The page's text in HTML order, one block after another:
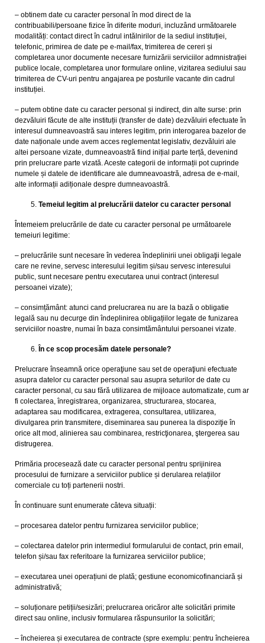
– obtinem date cu caracter personal în mod direct de la
contribuabili/persoane fizice în diferite moduri, incluzând următoarele
modalități: contact direct în cadrul intălnirilor de la sediul instituției,
telefonic, primirea de date pe e-mail/fax, trimiterea de cereri și
completarea unor documente necesare furnizării serviciilor admnistrației
publice locale, completarea unor formulare online, vizitarea sediului sau
trimiterea de CV-uri pentru angajarea pe posturile vacante din cadrul
instituției.
– putem obtine date cu caracter personal și indirect, din alte surse: prin
dezvăluiri făcute de alte instituții (transfer de date) dezvăluiri efectuate în
interesul dumneavoastră sau interes legitim, prin interogarea bazelor de
date naționale unde avem acces reglementat legislativ, dezvăluiri ale
altei persoane vizate, dumneavoastră fiind inițial parte terță, devenind
prin prelucrare parte vizată. Aceste categorii de informații pot cuprinde
numele și datele de identificare ale dumneavoastră, adresa de e-mail,
alte informații adiționale despre dumneavoastră.
Temeiul legitim al prelucrării datelor cu caracter personal
Întemeiem prelucrările de date cu caracter personal pe următoarele
temeiuri legitime:
– prelucrările sunt necesare în vederea îndeplinirii unei obligaţii legale
care ne revine, servesc interesului legitim și/sau servesc interesului
public, sunt necesare pentru executarea unui contract (interesul
persoanei vizate);
– consimțământ: atunci cand prelucrarea nu are la bază o obligatie
legală sau nu decurge din îndeplinirea obligațiilor legate de funizarea
serviciilor noastre, numai în baza consimtământului persoanei vizate.
În ce scop procesăm datele personale?
Prelucrare înseamnă orice operaţiune sau set de operaţiuni efectuate
asupra datelor cu caracter personal sau asupra seturilor de date cu
caracter personal, cu sau fără utilizarea de mijloace automatizate, cum ar
fi colectarea, înregistrarea, organizarea, structurarea, stocarea,
adaptarea sau modificarea, extragerea, consultarea, utilizarea,
divulgarea prin transmitere, diseminarea sau punerea la dispoziţie în
orice alt mod, alinierea sau combinarea, restricţionarea, ştergerea sau
distrugerea.
Primăria procesează date cu caracter personal pentru sprijinirea
procesului de furnizare a serviciilor publice și derularea relațiilor
comerciale cu toți partenerii nostri.
În continuare sunt enumerate câteva situații:
– procesarea datelor pentru furnizarea serviciilor publice;
– colectarea datelor prin intermediul formularului de contact, prin email,
telefon și/sau fax referitoare la furnizarea serviciilor publice;
– executarea unei operațiuni de plată; gestiune economicofinanciară și
administrativă;
– soluționare petiții/sesizări; prelucrarea oricăror alte solicitări primite
direct sau online, inclusiv formularea răspunsurilor la solicitări;
– încheierea și executarea de contracte (spre exemplu: pentru încheierea